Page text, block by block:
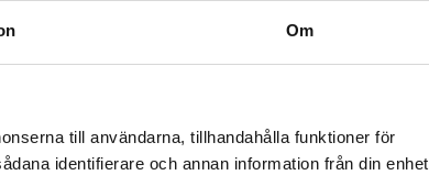
Om
till användarna, tillhandahålla funktioner för
identifierare och annan information från din enhet